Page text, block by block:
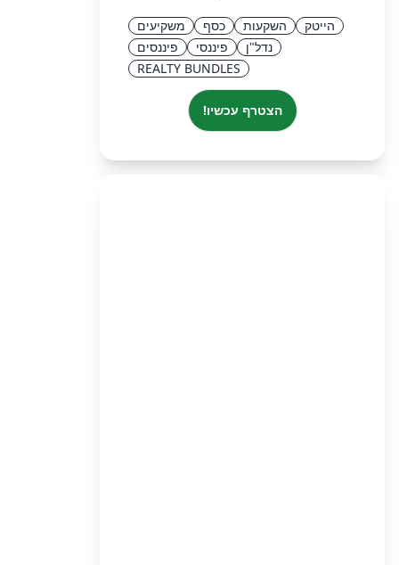
הייטק השקעות כסף
משקיעים
נדל"ן
פיננסי
פיננסים
REALTY BUNDLES
הצטרף עכשיו!